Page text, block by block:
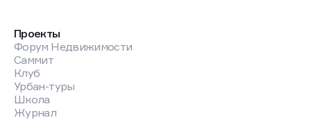
Проекты
Форум Недвижимости
Саммит
Клуб
Урбан-туры
Школа
Журнал